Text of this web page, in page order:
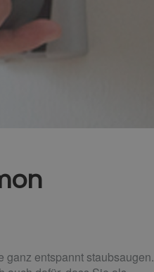
entspannt staubsaugen.